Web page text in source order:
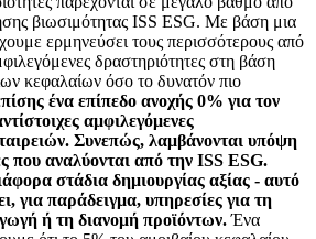
βιωσιμότητας ISS ESG. Με βάση μια
ερμηνεύσει τους περισσότερους από
δραστηριότητες στη βάση
κεφαλαίων όσο το δυνατόν πιο
ένα επίπεδο ανοχής 0% για τον
αμφιλεγόμενες
Συνεπώς, λαμβάνονται υπόψη
που αναλύονται από την ISS ESG.
στάδια δημιουργίας αξίας - αυτό
για παράδειγμα, υπηρεσίες για τη
ή τη διανομή προϊόντων.Ένα